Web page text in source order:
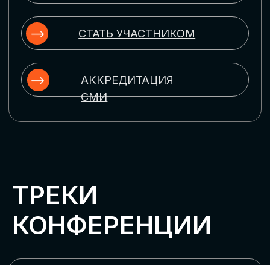
ЦИФРОВИЗАЦИЯ
МАРКЕТИНГА И ПРОДАЖ
Обменяемся опытом, какие ИИ-решения
в маркетинге и продажах наиболее
рекламными кампаниями показывают
комплексные решения для роста
производительности и кейсы
оптимизации процессов найма,
развития, оценки и удержания
ЦИФРОВИЗАЦИЯ
КЛИЕНТСКОГО СЕРВИСА
Разберем кейсы в сфере цифровизации